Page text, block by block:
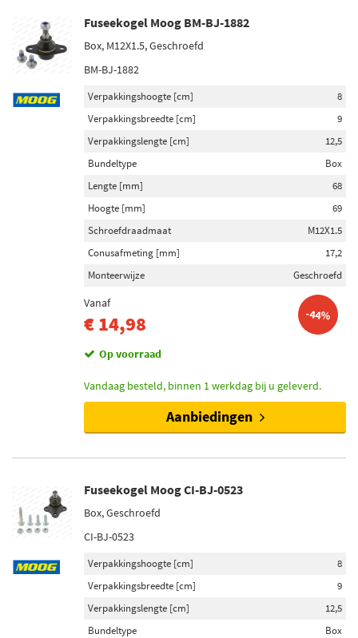
Fuseekogel Moog BM-BJ-1882
Box, M12X1.5, Geschroefd
BM-BJ-1882
Verpakkingshoogte [cm]
8
Verpakkingsbreedte [cm]
9
Verpakkingslengte [cm]
12,5
Bundeltype
Box
Lengte [mm]
68
Hoogte [mm]
69
Schroefdraadmaat
M12X1.5
Conusafmeting [mm]
17,2
Monteerwijze
Geschroefd
Vanaf
€ 14,98 -44%
Op voorraad
Vandaag besteld, binnen 1 werkdag bij u geleverd.
Aanbiedingen
Fuseekogel Moog CI-BJ-0523
Box, Geschroefd
CI-BJ-0523
Verpakkingshoogte [cm]
8
Verpakkingsbreedte [cm]
9
Verpakkingslengte [cm]
12,5
Bundeltype
Box